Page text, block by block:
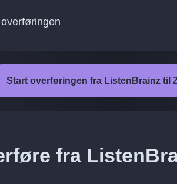
Start overføringen fra ListenBrainz til
fra